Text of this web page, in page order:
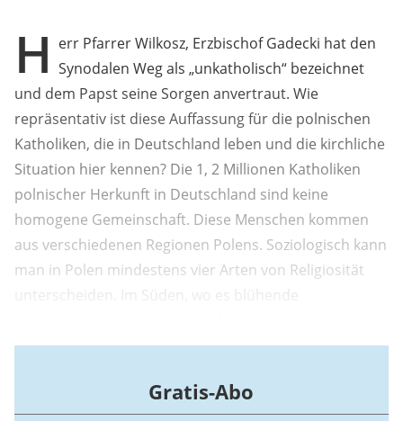
H err Pfarrer Wilkosz, Erzbischof Gadecki hat den
Synodalen Weg als „unkatholisch“ bezeichnet
und dem Papst seine Sorgen anvertraut. Wie
repräsentativ ist diese Auffassung für die polnischen
Katholiken, die in Deutschland leben und die kirchliche
Situation hier kennen? Die 1, 2 Millionen Katholiken
polnischer Herkunft in Deutschland sind keine
homogene Gemeinschaft. Diese Menschen kommen
aus verschiedenen Regionen Polens. Soziologisch kann
man in Polen mindestens vier Arten von Religiosität
Jagiellonen-Universität in Krakau, hat die Religiosität
einen starken orthodoxen Einfluss, und die ...
Gratis-Abo